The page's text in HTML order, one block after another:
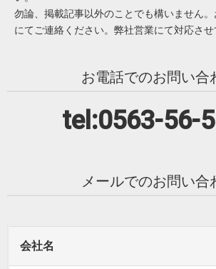
勿論、掲載記事以外のことでも構いません
にてご連絡ください。弊社営業にて対応させ
お電話でのお問い合
tel:0563-56-
メールでのお問い合
会社名